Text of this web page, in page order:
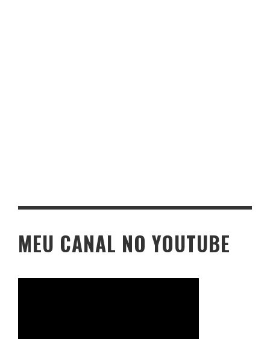
MEU CANAL NO YOUTUBE